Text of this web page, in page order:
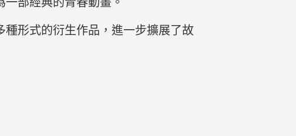
種形式的衍生作品，進一步擴展了故